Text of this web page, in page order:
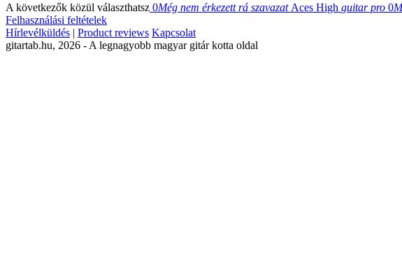
A következők közül választhatsz 0Még nem érkezett rá szavazat Aces High guitar pro 0
Felhasználási feltételek
Hírlevélküldés | Product reviews Kapcsolat
gitartab.hu, 2026 - A legnagyobb magyar gitár kotta oldal